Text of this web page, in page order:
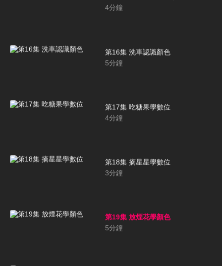
4分鐘
第16集 洗車認識顏色
5分鐘
第17集 吃糖果學數位
4分鐘
第18集 摘星星學數位
3分鐘
第19集 放煙花學顏色
5分鐘